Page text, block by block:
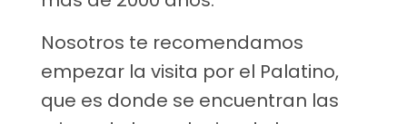
Nosotros te recomendamos
empezar la visita por el Palatino,
que es donde se encuentran las